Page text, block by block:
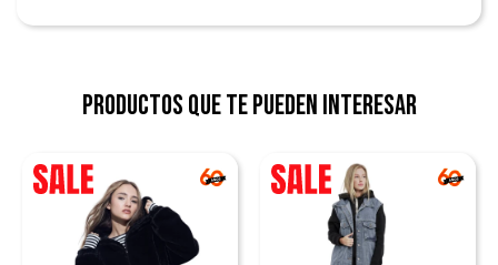
Productos que te pueden interesar